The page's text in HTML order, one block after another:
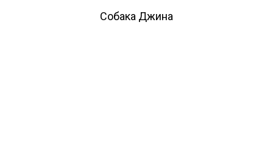
Собака Джина